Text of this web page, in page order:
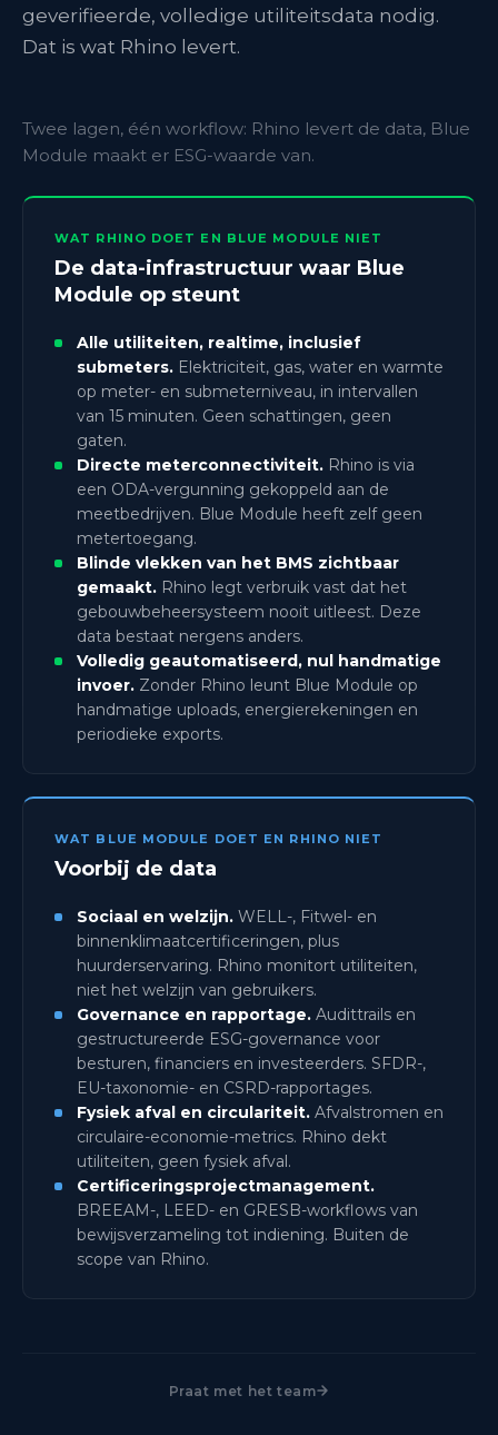
geverifieerde, volledige utiliteitsdata nodig.
Dat is wat Rhino levert.
Twee lagen, één workflow: Rhino levert de data, Blue
Module maakt er ESG-waarde van.
WAT RHINO DOET EN BLUE MODULE NIET
De data-infrastructuur waar Blue
Module op steunt
Alle utiliteiten, realtime, inclusief
submeters. Elektriciteit, gas, water en warmte
op meter- en submeterniveau, in intervallen
van 15 minuten. Geen schattingen, geen
gaten.
Directe meterconnectiviteit. Rhino is via
een ODA-vergunning gekoppeld aan de
meetbedrijven. Blue Module heeft zelf geen
metertoegang.
Blinde vlekken van het BMS zichtbaar
gemaakt. Rhino legt verbruik vast dat het
gebouwbeheersysteem nooit uitleest. Deze
data bestaat nergens anders.
Volledig geautomatiseerd, nul handmatige
invoer. Zonder Rhino leunt Blue Module op
handmatige uploads, energierekeningen en
periodieke exports.
WAT BLUE MODULE DOET EN RHINO NIET
Voorbij de data
Sociaal en welzijn. WELL-, Fitwel- en
binnenklimaatcertificeringen, plus
huurderservaring. Rhino monitort utiliteiten,
niet het welzijn van gebruikers.
Governance en rapportage. Audittrails en
gestructureerde ESG-governance voor
besturen, financiers en investeerders. SFDR-,
EU-taxonomie- en CSRD-rapportages.
Fysiek afval en circulariteit. Afvalstromen en
circulaire-economie-metrics. Rhino dekt
utiliteiten, geen fysiek afval.
Certificeringsprojectmanagement.
BREEAM-, LEED- en GRESB-workflows van
bewijsverzameling tot indiening. Buiten de
scope van Rhino.
Praat met het team